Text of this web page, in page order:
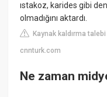
ıstakoz, karides gibi
olmadığını aktardı.
Kaynak kaldırma talebi
cnnturk.com
Ne zaman